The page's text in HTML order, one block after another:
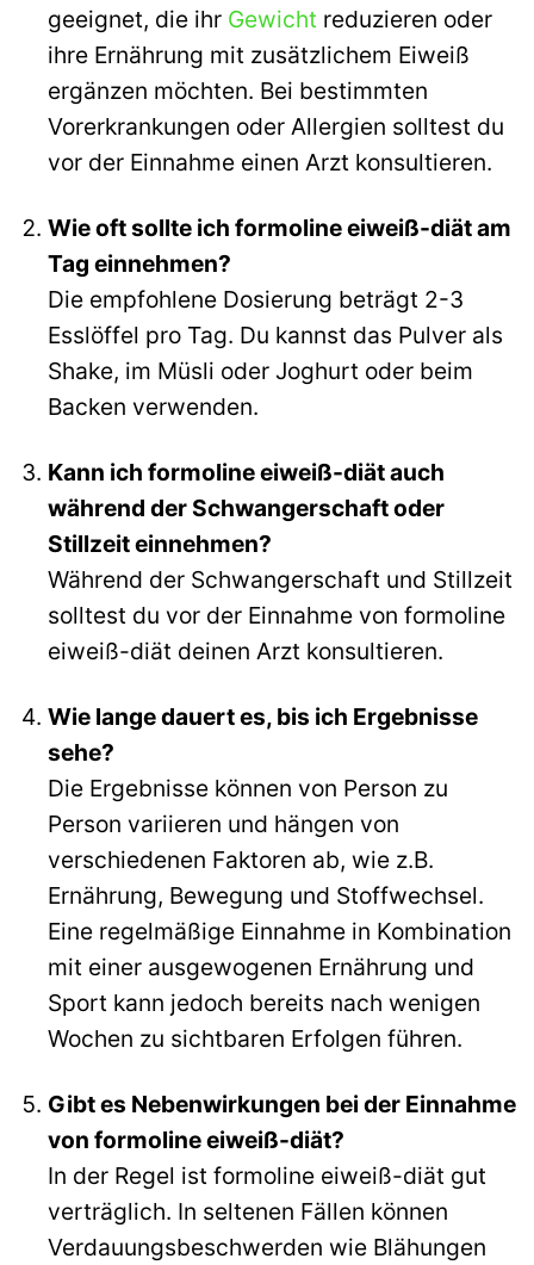
geeignet, die ihr Gewichtreduzieren oder
ihre Ernährung mit zusätzlichem Eiweiß
ergänzen möchten. Bei bestimmten
Vorerkrankungen oder Allergien solltest du
vor der Einnahme einen Arzt konsultieren.
Wie oft sollte ich formoline eiweiß-diät am
Tag einnehmen?
Die empfohlene Dosierung beträgt 2-3
Esslöffel pro Tag. Du kannst das Pulver als
Shake, im Müsli oder Joghurt oder beim
Backen verwenden.
Kann ich formoline eiweiß-diät auch
während der Schwangerschaft oder
Stillzeit einnehmen?
Während der Schwangerschaft und Stillzeit
solltest du vor der Einnahme von formoline
eiweiß-diät deinen Arzt konsultieren.
Wie lange dauert es, bis ich Ergebnisse
sehe?
Die Ergebnisse können von Person zu
Person variieren und hängen von
verschiedenen Faktoren ab, wie z.B.
Ernährung, Bewegung und Stoffwechsel.
Eine regelmäßige Einnahme in Kombination
mit einer ausgewogenen Ernährung und
Sport kann jedoch bereits nach wenigen
Wochen zu sichtbaren Erfolgen führen.
Gibt es Nebenwirkungen bei der Einnahme
von formoline eiweiß-diät?
In der Regel ist formoline eiweiß-diät gut
verträglich. In seltenen Fällen können
Verdauungsbeschwerden wie Blähungen